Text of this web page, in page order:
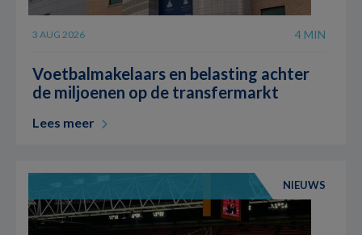
3 AUG 2026 4 MIN
Voetbalmakelaars en belasting achter
de miljoenen op de transfermarkt
Lees meer
NIEUWS